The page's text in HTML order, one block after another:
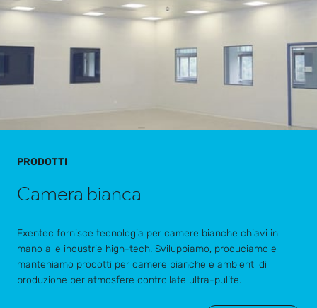
PRODOTTI
Camera bianca
Exentec fornisce tecnologia per camere bianche chiavi in
mano alle industrie high-tech. Sviluppiamo, produciamo e
manteniamo prodotti per camere bianche e ambienti di
produzione per atmosfere controllate ultra-pulite.